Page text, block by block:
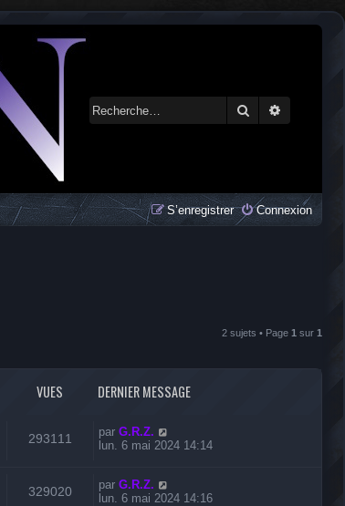
Rechercher
Connexion
S’enregistrer
2 sujets • Page 1 sur 1
VUES DERNIER MESSAGE
293111 par G.R.Z.
lun. 6 mai 2024 14:14
329020 par G.R.Z.
lun. 6 mai 2024 14:16